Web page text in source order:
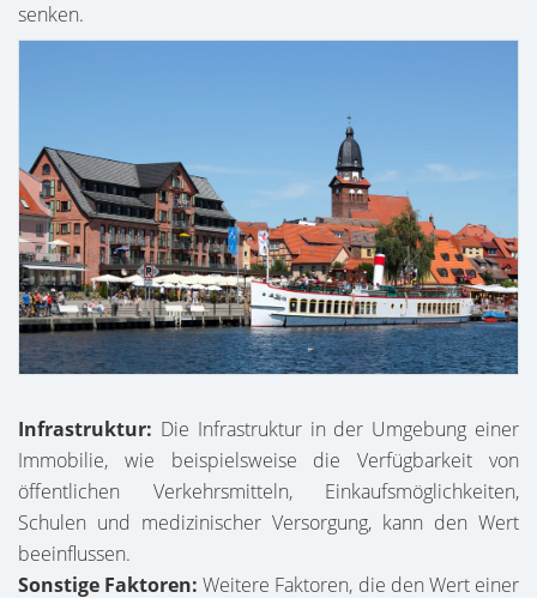
senken.
Infrastruktur: Die Infrastruktur in der Umgebung einer
Immobilie, wie beispielsweise die Verfügbarkeit von
öffentlichen Verkehrsmitteln, Einkaufsmöglichkeiten,
Schulen und medizinischer Versorgung, kann den Wert
beeinflussen.
Sonstige Faktoren:Weitere Faktoren, die den Wert einer